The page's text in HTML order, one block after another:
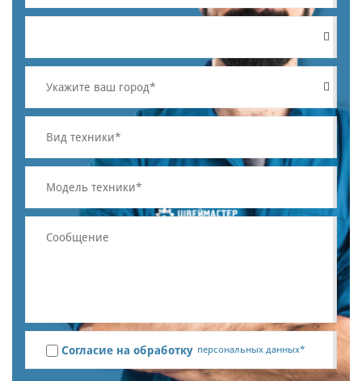
Согласие на обработку персональных данных*